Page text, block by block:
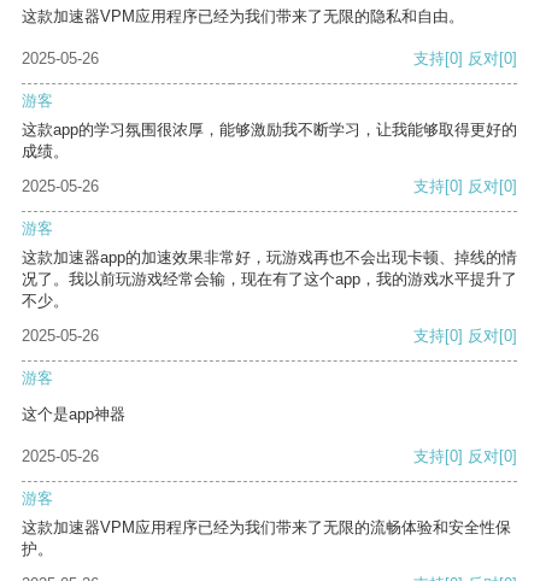
这款加速器VPM应用程序已经为我们带来了无限的隐私和自由。
2025-05-26 支持[0] 反对[0]
游客
这款app的学习氛围很浓厚，能够激励我不断学习，让我能够取得更好的
成绩。
2025-05-26
支持[0] 反对[0]
游客
这款加速器app的加速效果非常好，玩游戏再也不会出现卡顿、掉线的情
况了。我以前玩游戏经常会输，现在有了这个app，我的游戏水平提升了
不少。
2025-05-26
支持[0] 反对[0]
游客
这个是app神器
2025-05-26 支持[0] 反对[0]
游客
这款加速器VPM应用程序已经为我们带来了无限的流畅体验和安全性保
护。